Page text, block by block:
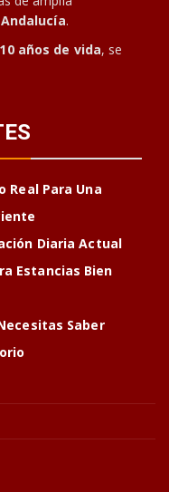
Andalucía.
10 años de vida, se
Real Para Una
Diaria Actual
Estancias Bien
Saber